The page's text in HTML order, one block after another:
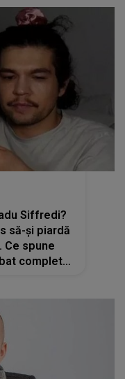
Siffredi?
să-și piardă
Ce spune
complet